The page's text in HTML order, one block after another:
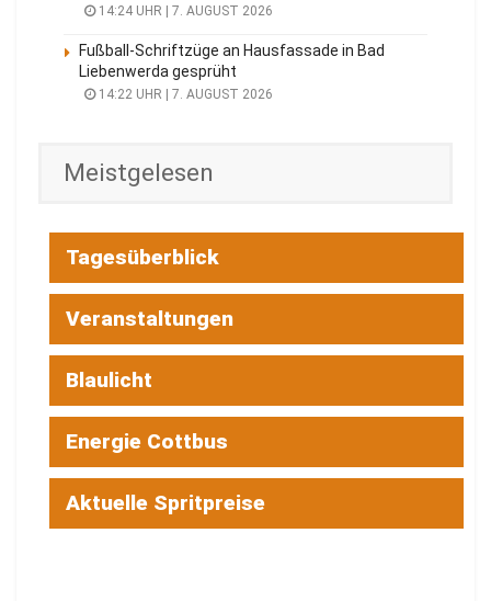
14:24 UHR | 7. AUGUST 2026
Fußball-Schriftzüge an Hausfassade in Bad
Liebenwerda gesprüht
14:22 UHR | 7. AUGUST 2026
Meistgelesen
Tagesüberblick
Veranstaltungen
Blaulicht
Energie Cottbus
Aktuelle Spritpreise